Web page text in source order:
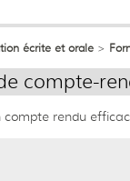
écrite et orale >
compte-
rendu